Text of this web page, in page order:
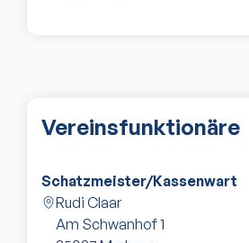
Vereinsfunktionäre
Schatzmeister/Kassenwart
Rudi Claar
Am Schwanhof 1